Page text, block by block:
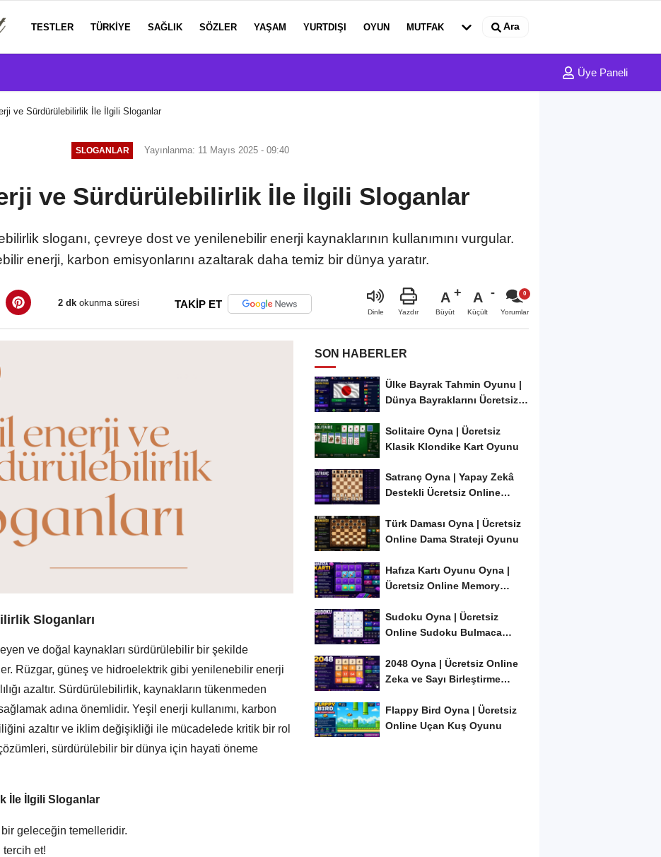
TESTLER TÜRKIYE SAĞLIK SÖZLER YAŞAM YURTDIŞI OYUN MUTFAK Ara
Üye Paneli
ve Sürdürülebilirlik İle İlgili Sloganlar
SLOGANLAR Yayınlanma: 11 Mayıs 2025 - 09:40
ve Sürdürülebilirlik İle İlgili Sloganlar
sloganı, çevreye dost ve yenilenebilir enerji kaynaklarının kullanımını vurgular.
enerji, karbon emisyonlarını azaltarak daha temiz bir dünya yaratır.
2 dk okunma süresi TAKİP ET
Dinle Yazdır
A
Büyüt
A
Küçült Yorumlar
Sloganları
ve doğal kaynakları sürdürülebilir bir şekilde
Rüzgar, güneş ve hidroelektrik gibi yenilenebilir enerji
azaltır. Sürdürülebilirlik, kaynakların tükenmeden
adına önemlidir. Yeşil enerji kullanımı, karbon
azaltır ve iklim değişikliği ile mücadelede kritik bir rol
sürdürülebilir bir dünya için hayati öneme
İle İlgili Sloganlar
geleceğin temelleridir.
tercih et!
SON HABERLER
Ülke Bayrak Tahmin Oyunu |
Dünya Bayraklarını Ücretsiz
Solitaire Oyna | Ücretsiz
Klasik Klondike Kart Oyunu
Satranç Oyna | Yapay Zekâ
Destekli Ücretsiz Online
Türk Daması Oyna | Ücretsiz
Online Dama Strateji Oyunu
Hafıza Kartı Oyunu Oyna |
Ücretsiz Online Memory
Sudoku Oyna | Ücretsiz
Online Sudoku Bulmaca
2048 Oyna | Ücretsiz Online
Zeka ve Sayı Birleştirme
Flappy Bird Oyna | Ücretsiz
Online Uçan Kuş Oyunu